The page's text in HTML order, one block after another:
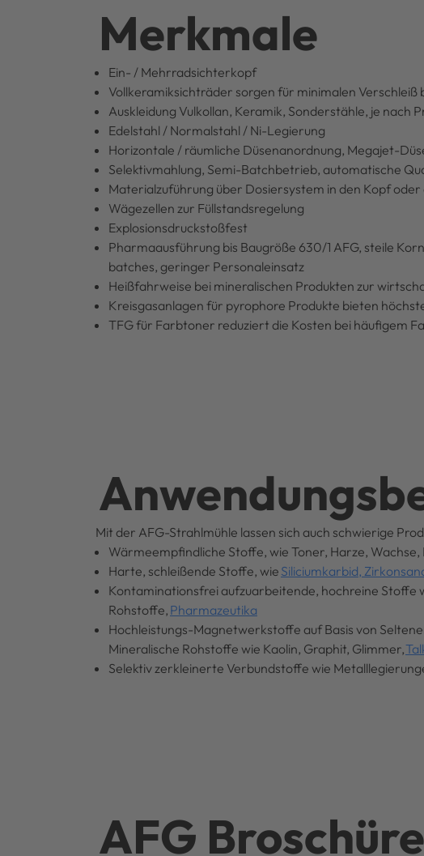
Merkmale
Ein- / Mehrradsichterkopf
Vollkeramiksichträder sorgen für minimalen
Auskleidung Vulkollan, Keramik, Sonderstähle, je nach
Edelstahl / Normalstahl / Ni-Legierung
Horizontale / räumliche Düsenanordnung, Megajet-
Selektivmahlung, Semi-Batchbetrieb, automatische
Materialzuführung über Dosiersystem in den Kopf
Wägezellen zur Füllstandsregelung
Explosionsdruckstoßfest
Pharmaausführung bis Baugröße 630/1 AFG, steile
batches, geringer Personaleinsatz
Heißfahrweise bei mineralischen Produkten zur
Kreisgasanlagen für pyrophore Produkte bieten
TFG für Farbtoner reduziert die Kosten bei häufigem
Mit der AFG-Strahlmühle lassen sich auch schwierige
Wärmeempfindliche Stoffe, wie Toner, Harze,
Harte, schleißende Stoffe, wie Siliciumkarbid,
Kontaminationsfrei aufzuarbeitende, hochreine Stoffe
Rohstoffe, Pharmazeutika
Hochleistungs-Magnetwerkstoffe auf Basis von
Mineralische Rohstoffe wie Kaolin, Graphit, Glimmer,
Selektiv zerkleinerte Verbundstoffe wie
AFG